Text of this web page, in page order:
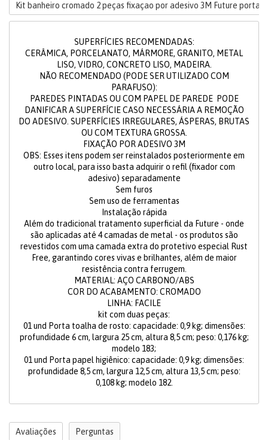
Kit banheiro cromado 2 peças fixaçao por adesivo 3M Future porta
SUPERFÍCIES RECOMENDADAS:
CERÂMICA, PORCELANATO, MÁRMORE, GRANITO, METAL
LISO, VIDRO, CONCRETO LISO, MADEIRA.
NÃO RECOMENDADO (PODE SER UTILIZADO COM
PARAFUSO):
PAREDES PINTADAS OU COM PAPEL DE PAREDE PODE
DANIFICAR A SUPERFÍCIE CASO NECESSÁRIA A REMOÇÃO
DO ADESIVO. SUPERFÍCIES IRREGULARES, ÁSPERAS, BRUTAS
OU COM TEXTURA GROSSA.
FIXAÇÃO POR ADESIVO 3M
OBS: Esses itens podem ser reinstalados posteriormente em
outro local, para isso basta adquirir o refil (fixador com
adesivo) separadamente
Sem furos
Sem uso de ferramentas
Instalação rápida
Além do tradicional tratamento superficial da Future - onde
são aplicadas até 4 camadas de metal - os produtos são
revestidos com uma camada extra do protetivo especial Rust
Free, garantindo cores vivas e brilhantes, além de maior
resistência contra ferrugem.
MATERIAL: AÇO CARBONO/ABS
COR DO ACABAMENTO: CROMADO
LINHA: FACILE
kit com duas peças:
01 und Porta toalha de rosto: capacidade: 0,9 kg; dimensões:
profundidade 6 cm, largura 25 cm, altura 8,5 cm; peso: 0,176 kg;
modelo 183;
01 und Porta papel higiênico: capacidade: 0,9 kg; dimensões:
profundidade 8,5 cm, largura 12,5 cm, altura 13,5 cm; peso:
0,108 kg; modelo 182.
Avaliações Perguntas